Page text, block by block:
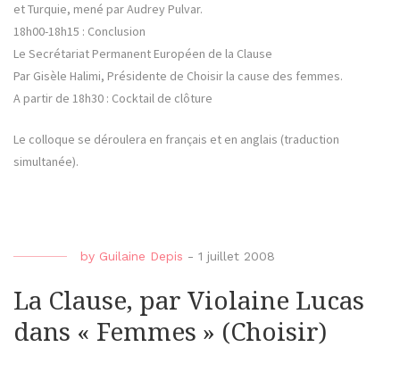
et Turquie, mené par Audrey Pulvar.
18h00-18h15 : Conclusion
Le Secrétariat Permanent Européen de la Clause
Par Gisèle Halimi, Présidente de Choisir la cause des femmes.
A partir de 18h30 : Cocktail de clôture
Le colloque se déroulera en français et en anglais (traduction
simultanée).
by Guilaine Depis - 1 juillet 2008
La Clause, par Violaine Lucas
dans « Femmes » (Choisir)